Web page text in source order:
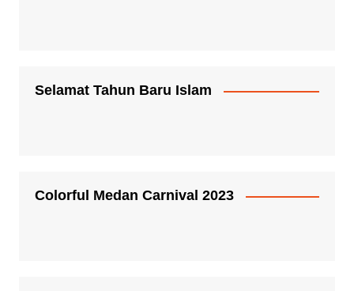
Selamat Tahun Baru Islam
Colorful Medan Carnival 2023